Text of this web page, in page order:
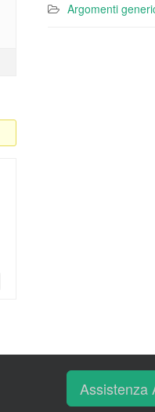
Argomenti
Assistenza